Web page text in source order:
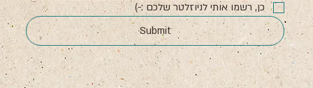
כן, רשמו אותי לניוזלטר שלכם :-)
Submit